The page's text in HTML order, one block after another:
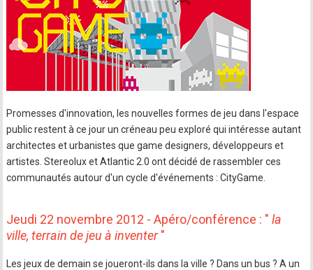
Promesses d'innovation, les nouvelles formes de jeu dans l'espace
public restent à ce jour un créneau peu exploré qui intéresse autant
architectes et urbanistes que game designers, développeurs et
artistes. Stereolux et Atlantic 2.0 ont décidé de rassembler ces
communautés autour d'un cycle d'événements : CityGame.
Jeudi 22 novembre 2012 - Apéro/conférence : " la
ville, terrain de jeu à inventer"
Les jeux de demain se joueront-ils dans la ville ? Dans un bus ? A un